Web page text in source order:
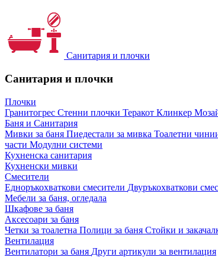
Санитария и плочки
Санитария и плочки
Плочки
Гранитогрес Стенни плочки Теракот Клинкер
Баня и Санитария
Мивки за баня Пиедестали за мивка Тоалетни
части Модулни системи
Кухненска санитария
Кухненски мивки
Смесители
Едноръкохваткови смесители Двуръкохваткови
Мебели за баня, огледала
Шкафове за баня
Аксесоари за баня
Четки за тоалетна Полици за баня Стойки и
Вентилация
Вентилатори за баня Други артикули за вентилация